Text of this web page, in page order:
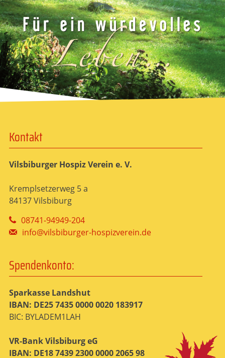
Kontakt
Vilsbiburger Hospiz Verein e. V.
Kremplsetzerweg 5 a
84137 Vilsbiburg
08741-94949-204
info@vilsbiburger-hospizverein.de
Spendenkonto:
Sparkasse Landshut
IBAN: DE25 7435 0000 0020 183917
BIC: BYLADEM1LAH
VR-Bank Vilsbiburg eG
IBAN: DE18 7439 2300 0000 2065 98